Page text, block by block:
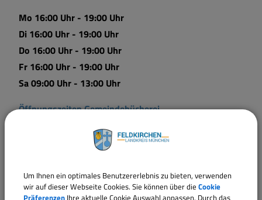
Mo 16:00 Uhr - 19:00 Uhr
Di 16:00 Uhr - 19:00 Uhr
Do 16:00 Uhr - 19:00 Uhr
Fr 16:00 Uhr - 19:00 Uhr
Sa 09:00 Uhr - 13:00 Uhr
Öffnungszeiten Gemeindebücherei
Mo 15:00 Uhr - 18:30 Uhr
Mi 15:00 Uhr - 20:00 Uhr
Fr 10:00 Uhr - 12:00 Uhr
Um Ihnen ein optimales Benutzererlebnis zu bieten, verwenden
wir auf dieser Webseite Cookies. Sie können über die Cookie
Präferenzen Ihre aktuelle Cookie Auswahl anpassen. Durch das